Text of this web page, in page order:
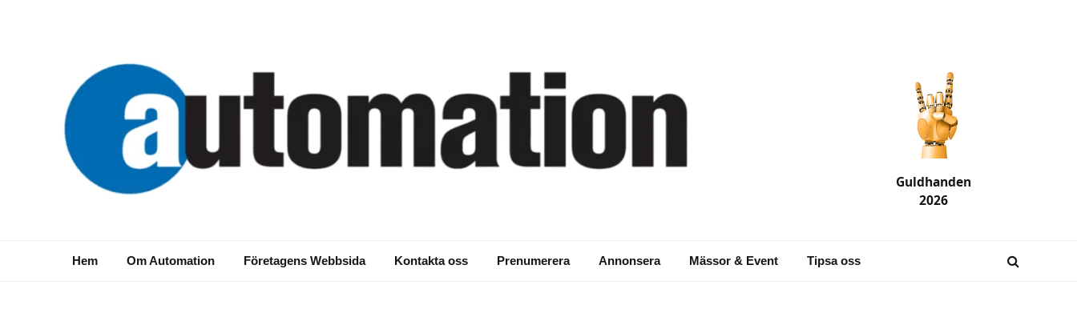
Guldhanden
2026
Hem Om Automation Företagens Webbsida Kontakta oss Prenumerera Annonsera Mässor & Event Tipsa oss
NYHETER